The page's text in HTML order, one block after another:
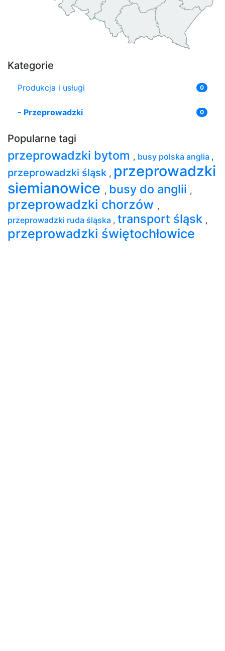
Kategorie
Produkcja i usługi 0
- Przeprowadzki 0
Popularne tagi
przeprowadzki bytom , busy polska anglia ,
przeprowadzki śląsk , przeprowadzki
siemianowice , busy do anglii ,
przeprowadzki chorzów ,
przeprowadzki ruda śląska , transport śląsk ,
przeprowadzki świętochłowice